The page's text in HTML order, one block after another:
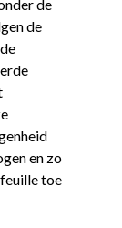
de
de
en zo
toe